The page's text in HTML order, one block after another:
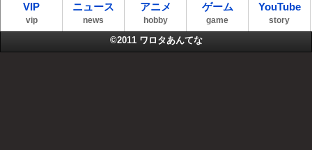
VIP
vip
ニュース
news
アニメ
hobby
ゲーム
game
YouTube
story
©2011 ワロタあんてな